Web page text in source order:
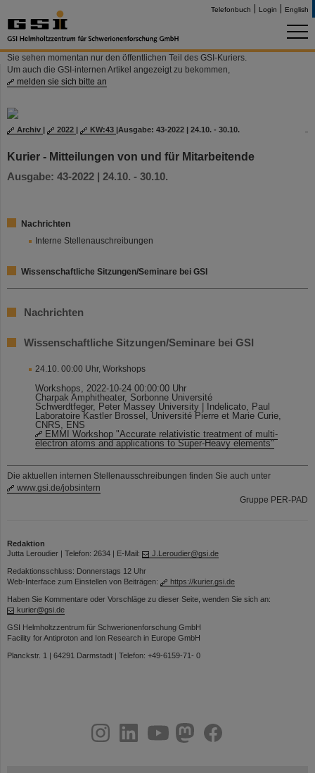
Telefonbuch Login English
Sie sehen momentan nur den öffentlichen Teil des GSI-Kuriers.
Um auch die GSI-internen Artikel angezeigt zu bekommen,
melden sie sich bitte an
Archiv | 2022 | KW:43 |Ausgabe: 43-2022 | 24.10. - 30.10.
Kurier - Mitteilungen von und für Mitarbeitende
Ausgabe: 43-2022 | 24.10. - 30.10.
Nachrichten
Interne Stellenauschreibungen
Wissenschaftliche Sitzungen/Seminare bei GSI
Nachrichten
Wissenschaftliche Sitzungen/Seminare bei GSI
24.10. 00:00 Uhr, Workshops
Workshops, 2022-10-24 00:00:00 Uhr
Charpak Amphitheater, Sorbonne Université
Schwerdtfeger, Peter Massey University | Indelicato, Paul
Laboratoire Kastler Brossel, Université Pierre et Marie Curie,
CNRS, ENS
EMMI Workshop "Accurate relativistic treatment of multi-
electron atoms and applications to Super-Heavy elements"
Die aktuellen internen Stellenausschreibungen finden Sie auch unter
www.gsi.de/jobsintern
Gruppe PER-PAD
Redaktion
Jutta Leroudier | Telefon: 2634 | E-Mail:
J.Leroudier@gsi.de
Redaktionsschluss: Donnerstags 12 Uhr
Web-Interface zum Einstellen von Beiträgen:
https://kurier.gsi.de
Haben Sie Kommentare oder Vorschläge zu dieser Seite, wenden Sie sich an:
kurier@gsi.de
GSI Helmholtzzentrum für Schwerionenforschung GmbH
Facility for Antiproton and Ion Research in Europe GmbH
Planckstr. 1 | 64291 Darmstadt | Telefon: +49-6159-71- 0
youtubehelmholtz.socialfacebook